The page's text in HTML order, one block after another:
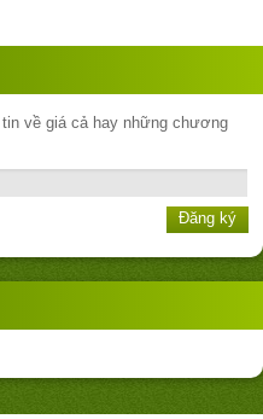
về giá cả hay những chương
Đăng ký